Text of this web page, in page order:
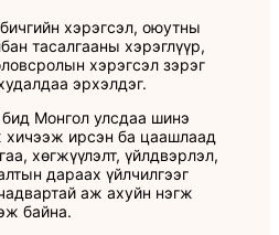
хэрэгсэл, оюутны
тасалгааны хэрэглүүр,
хэрэгсэл зэрэг
эрхэлдэг.
Монгол улсдаа шинэ
хичээж ирсэн ба цаашлаад
хөгжүүлэлт, үйлдвэрлэл,
дараах үйлчилгээг
аж ахуйн нэгж
байна.